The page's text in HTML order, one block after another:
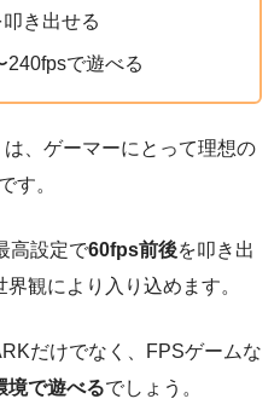
き出せる
240fpsで遊べる
は、ゲーマーにとって理想の
す。
高設定で60fps前後を叩き出
観により入り込めます。
だけでなく、FPSゲームな
境で遊べるでしょう。